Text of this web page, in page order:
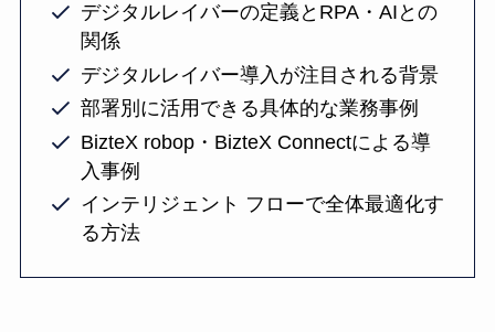
デジタルレイバーの定義とRPA・AIとの
関係
デジタルレイバー導入が注目される背景
部署別に活用できる具体的な業務事例
BizteX robop・BizteX Connectによる導
入事例
インテリジェント フローで全体最適化す
る方法